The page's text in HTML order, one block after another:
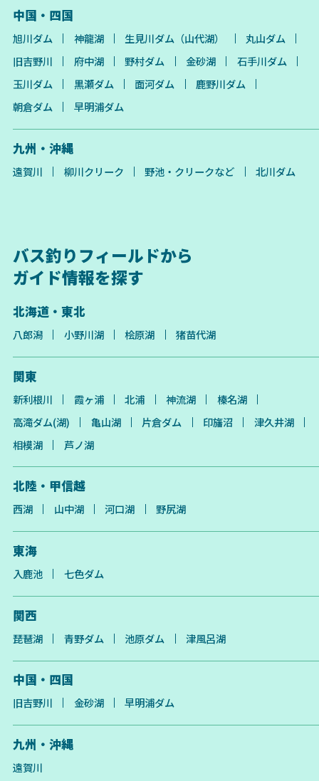
中国・四国
旭川ダム 神龍湖 生見川ダム（山代湖）
丸山ダム
旧吉野川
府中湖 野村ダム 金砂湖
石手川ダム
玉川ダム
黒瀬ダム 面河ダム
鹿野川ダム
朝倉ダム
早明浦ダム
九州・沖縄
遠賀川 柳川クリーク 野池・クリークなど 北川ダム
バス釣りフィールドから
ガイド情報を探す
北海道・東北
八郎潟 小野川湖 桧原湖 猪苗代湖
関東
新利根川 霞ヶ浦 北浦 神流湖
榛名湖
高滝ダム(湖)
亀山湖 片倉ダム 印旛沼
津久井湖
相模湖
芦ノ湖
北陸・甲信越
西湖 山中湖 河口湖 野尻湖
東海
入鹿池 七色ダム
関西
琵琶湖 青野ダム 池原ダム 津風呂湖
中国・四国
旧吉野川 金砂湖 早明浦ダム
九州・沖縄
遠賀川